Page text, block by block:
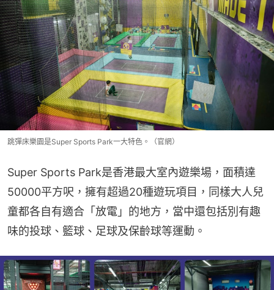
跳彈床樂園是Super Sports Park一大特色。（官網）
Super Sports Park是香港最大室內遊樂場，面積達
50000平方呎，擁有超過20種遊玩項目，同樣大人兒
童都各自有適合「放電」的地方，當中還包括別有趣
味的投球、籃球、足球及保齡球等運動。